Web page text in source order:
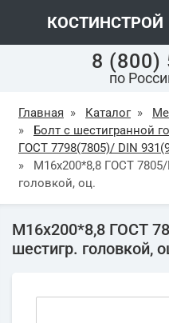
КОСТИНСТРОЙ
8 (800)
по
Главная » Каталог »
»
Болт с шестигранной
ГОСТ 7798(7805)/ DIN
»
М16х200*8,8 ГОСТ
головкой, оц.
М16х200*8,8 ГОСТ
шестигр. головкой,